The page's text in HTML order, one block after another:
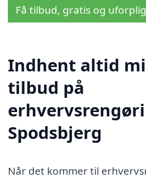
Få tilbud, gratis og
Indhent altid
tilbud på
Spodsbjerg
Når det kommer til